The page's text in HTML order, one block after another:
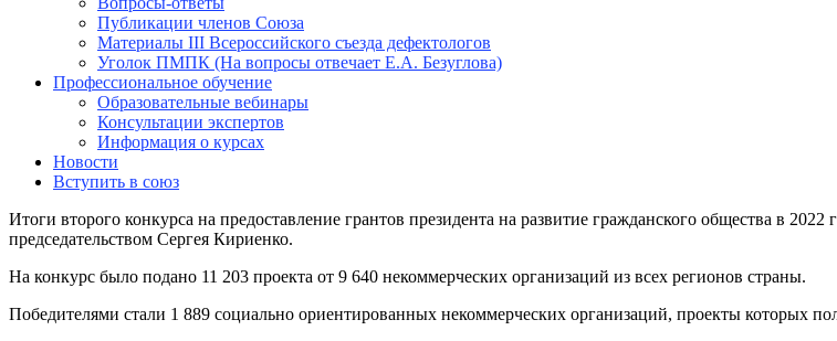
Публикации членов Союза
Материалы III Всероссийского съезда дефектологов
Уголок ПМПК (На вопросы отвечает Е.А. Безуглова)
Профессиональное обучение
Образовательные вебинары
Консультации экспертов
Информация о курсах
Новости
Вступить в союз
Итоги второго конкурса на предоставление грантов президента на развитие гражданского общества в
председательством Сергея Кириенко.
На конкурс было подано 11 203 проекта от 9 640 некоммерческих организаций из всех регионов страны.
Победителями стали 1 889 социально ориентированных некоммерческих организаций, проекты которых